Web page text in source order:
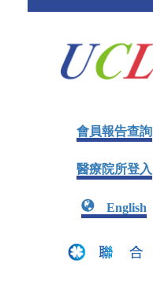
會員報告查詢
醫療院所登入
English